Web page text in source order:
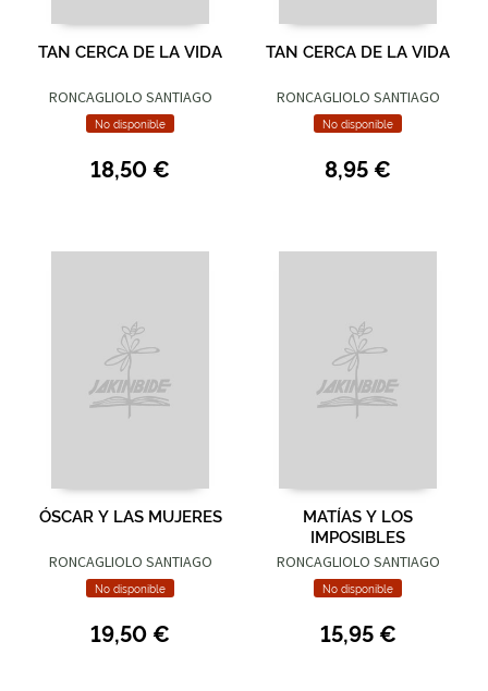
TAN CERCA DE LA VIDA
RONCAGLIOLO SANTIAGO
No disponible
18,50 €
TAN CERCA DE LA VIDA
RONCAGLIOLO SANTIAGO
No disponible
8,95 €
ÓSCAR Y LAS MUJERES
RONCAGLIOLO SANTIAGO
No disponible
19,50 €
MATÍAS Y LOS
IMPOSIBLES
RONCAGLIOLO SANTIAGO
No disponible
15,95 €